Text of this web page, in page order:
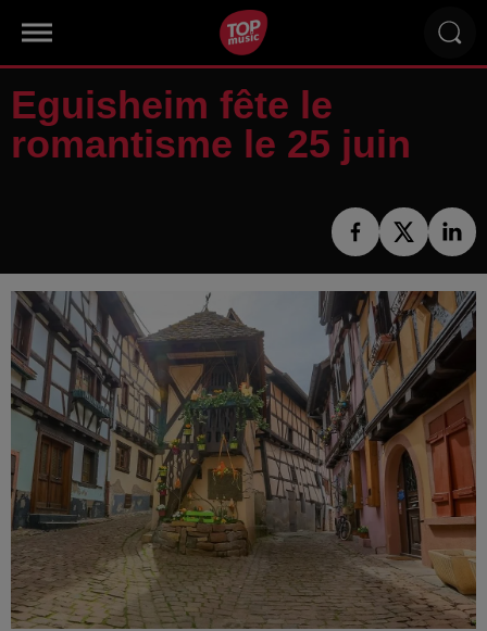
Eguisheim fête le
romantisme le 25 juin